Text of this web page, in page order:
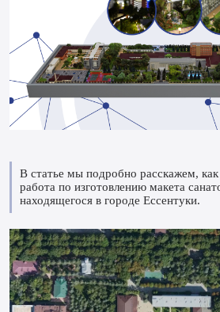
В статье мы подробно расскажем,
работа по изготовлению макета
находящегося в городе Ессентуки.